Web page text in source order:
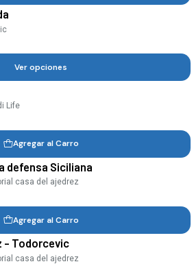
Ver opciones
Life
Agregar al Carro
defensa Siciliana
casa del ajedrez
Agregar al Carro
- Todorcevic
casa del ajedrez